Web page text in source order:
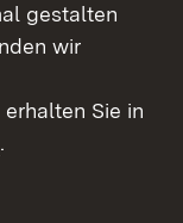
gestalten
wir
Sie in
.